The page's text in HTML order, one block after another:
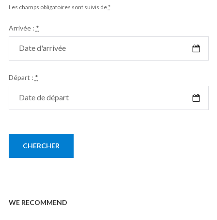
Les champs obligatoires sont suivis de*
Arrivée : *
Départ : *
WE RECOMMEND